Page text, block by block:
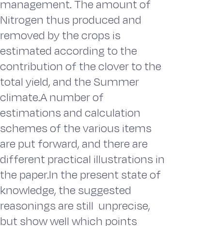
management. The amount of
Nitrogen thus produced and
removed by the crops is
estimated according to the
contribution of the clover to the
total yield, and the Summer
climate.A number of
estimations and calculation
schemes of the various items
are put forward, and there are
different practical illustrations in
the paper.ln the present state of
knowledge, the suggested
reasonings are still unprecise,
but show well which points